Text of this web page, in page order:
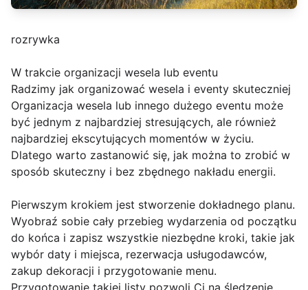
rozrywka
W trakcie organizacji wesela lub eventu
Radzimy jak organizować wesela i eventy skuteczniej
Organizacja wesela lub innego dużego eventu może
być jednym z najbardziej stresujących, ale również
najbardziej ekscytujących momentów w życiu.
Dlatego warto zastanowić się, jak można to zrobić w
sposób skuteczny i bez zbędnego nakładu energii.
Pierwszym krokiem jest stworzenie dokładnego planu.
Wyobraź sobie cały przebieg wydarzenia od początku
do końca i zapisz wszystkie niezbędne kroki, takie jak
wybór daty i miejsca, rezerwacja usługodawców,
zakup dekoracji i przygotowanie menu.
Przygotowanie takiej listy pozwoli Ci na śledzenie